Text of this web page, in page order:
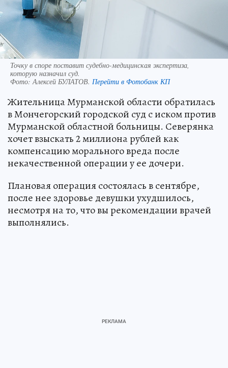
Точку в споре поставит судебно-медицинская экспертиза,
которую назначил суд.
Фото:Алексей БУЛАТОВ. Перейти в Фотобанк КП
Жительница Мурманской области обратилась
в Мончегорский городской суд с иском против
Мурманской областной больницы. Северянка
хочет взыскать 2 миллиона рублей как
компенсацию морального вреда после
некачественной операции у ее дочери.
Плановая операция состоялась в сентябре,
после нее здоровье девушки ухудшилось,
несмотря на то, что вы рекомендации врачей
выполнялись.